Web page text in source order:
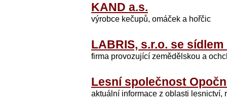
KAND a.s.
výrobce kečupů, omáček a hořčic
LABRIS, s.r.o. se sídlem
firma provozující zemědělskou a
Lesní společnost
aktuální informace z oblasti lesnictví,